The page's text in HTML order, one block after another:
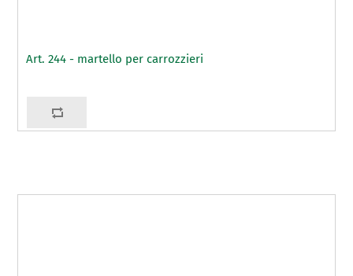
Art. 244 - martello per carrozzieri